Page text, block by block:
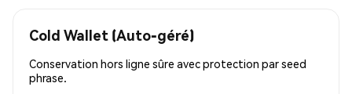
Cold Wallet (Auto-géré)
Conservation hors ligne sûre avec protection par seed
phrase.